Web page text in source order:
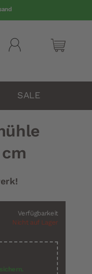
Mein
SALE
Verfügbarkeit
Nicht auf Lager